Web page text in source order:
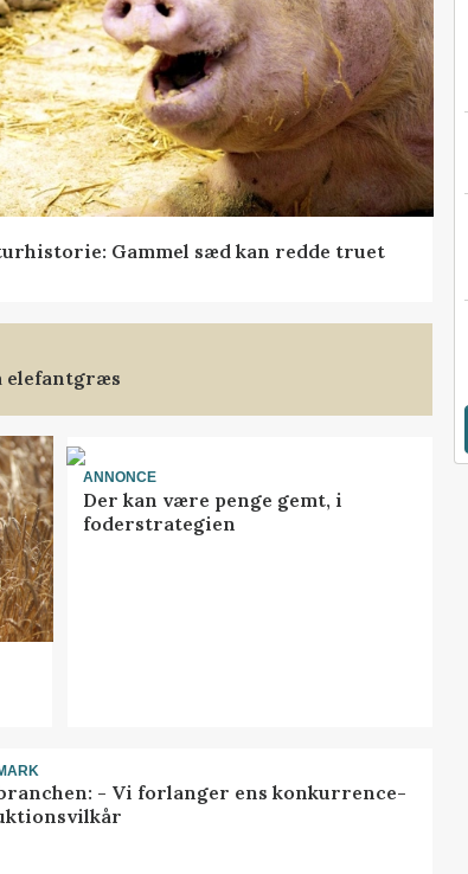
Gammel sæd kan redde truet
elefantgræs
ANNONCE
Der kan være penge gemt, i
foderstrategien
- Vi forlanger ens konkurrence-